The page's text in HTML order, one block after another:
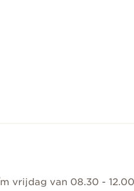
vrijdag van 08.30 - 12.00